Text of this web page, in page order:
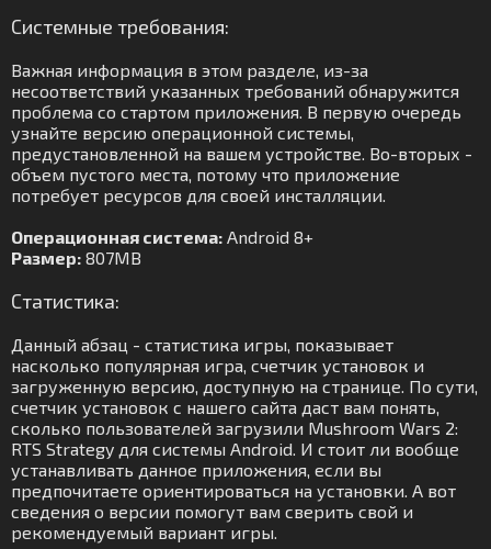
Системные требования:
Важная информация в этом разделе, из-за
несоответствий указанных требований обнаружится
проблема со стартом приложения. В первую очередь
узнайте версию операционной системы,
предустановленной на вашем устройстве. Во-вторых -
объем пустого места, потому что приложение
потребует ресурсов для своей инсталляции.
Операционная система: Android 8+
Размер: 807MB
Статистика:
Данный абзац - статистика игры, показывает
насколько популярная игра, счетчик установок и
загруженную версию, доступную на странице. По сути,
счетчик установок с нашего сайта даст вам понять,
сколько пользователей загрузили Mushroom Wars 2:
RTS Strategy для системы Android. И стоит ли вообще
устанавливать данное приложения, если вы
предпочитаете ориентироваться на установки. А вот
сведения о версии помогут вам сверить свой и
рекомендуемый вариант игры.